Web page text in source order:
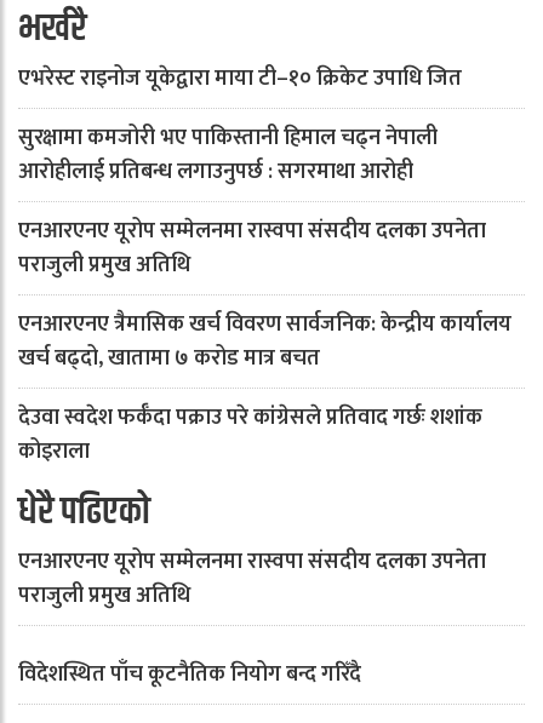
भर्खरै
एभरेस्ट राइनोज यूकेद्वारा माया टी–१० क्रिकेट उपाधि जित
सुरक्षामा कमजोरी भए पाकिस्तानी हिमाल चढ्न नेपाली
आरोहीलाई प्रतिबन्ध लगाउनुपर्छ : सगरमाथा आरोही
एनआरएनए यूरोप सम्मेलनमा रास्वपा संसदीय दलका उपनेता
पराजुली प्रमुख अतिथि
एनआरएनए त्रैमासिक खर्च विवरण सार्वजनिक: केन्द्रीय कार्यालय
खर्च बढ्दो, खातामा ७ करोड मात्र बचत
देउवा स्वदेश फर्कँदा पक्राउ परे कांग्रेसले प्रतिवाद गर्छः शशांक
कोइराला
धेरै पढिएको
एनआरएनए यूरोप सम्मेलनमा रास्वपा संसदीय दलका उपनेता
पराजुली प्रमुख अतिथि
विदेशस्थित पाँच कूटनैतिक नियोग बन्द गरिँदै